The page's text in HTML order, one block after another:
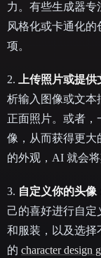
力。有些生成器专
风格化或卡通化
项。
2. 上传照片或提供
析输入图像或文本
正面照片。或者
像，从而获得更大
的外观，AI 就会将
3. 自定义你的头像
己的喜好进行自定
和服装，以及选择
的 character design